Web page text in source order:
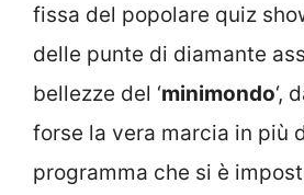
fissa del popolare quiz
delle punte di diamante
bellezze del ‘minimondo‘,
forse la vera marcia in più
programma che si è